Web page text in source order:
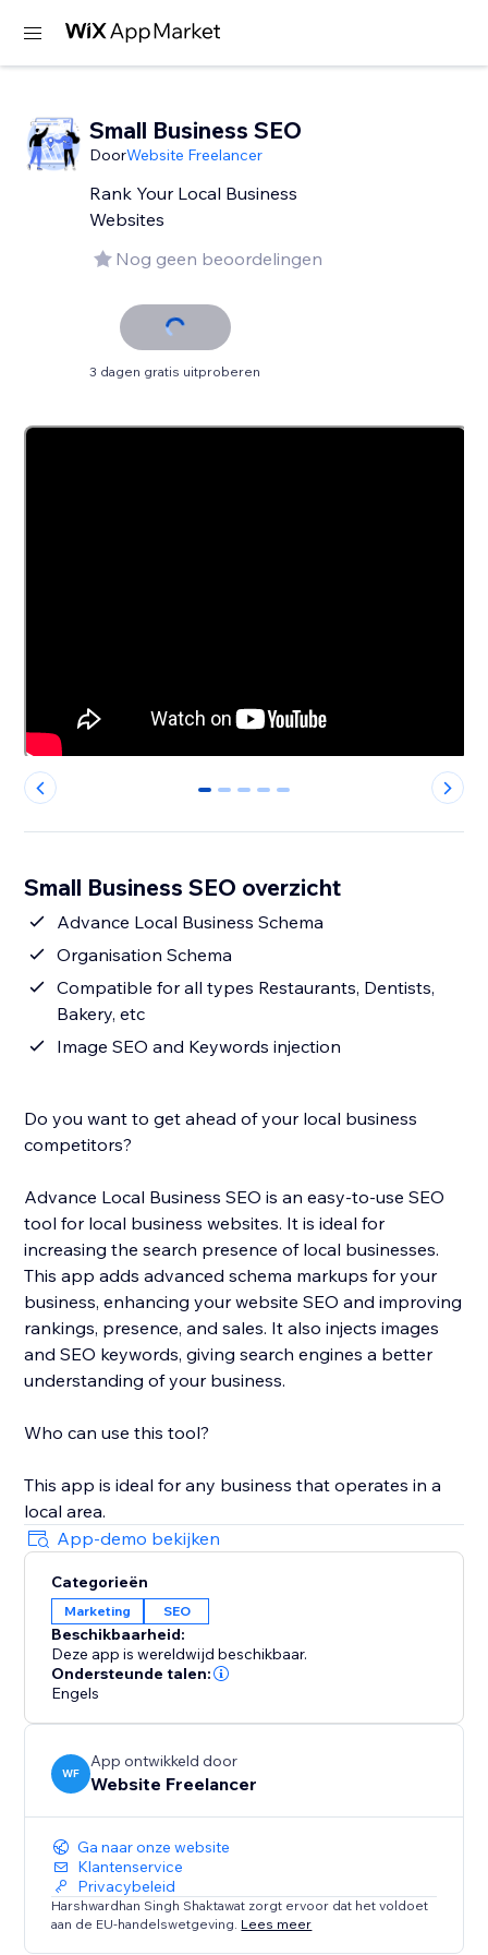
Small Business SEO
DoorWebsite Freelancer
Rank Your Local Business
Websites
Nog geen beoordelingen
3 dagen gratis uitproberen
0 1 2 3 4
Small Business SEO overzicht
Advance Local Business Schema
Organisation Schema
Compatible for all types Restaurants, Dentists,
Bakery, etc
Image SEO and Keywords injection
Do you want to get ahead of your local business
competitors?
Advance Local Business SEO is an easy-to-use SEO
tool for local business websites. It is ideal for
increasing the search presence of local businesses.
This app adds advanced schema markups for your
business, enhancing your website SEO and improving
rankings, presence, and sales. It also injects images
and SEO keywords, giving search engines a better
understanding of your business.
Who can use this tool?
This app is ideal for any business that operates in a
local area.
App-demo bekijken
Categorieën
Marketing SEO
Beschikbaarheid:
Deze app is wereldwijd beschikbaar.
Ondersteunde talen:
Engels
WF
App ontwikkeld door
Website Freelancer
Ga naar onze website
Klantenservice
Privacybeleid
Harshwardhan Singh Shaktawat zorgt ervoor dat het voldoet
aan de EU-handelswetgeving. Lees meer